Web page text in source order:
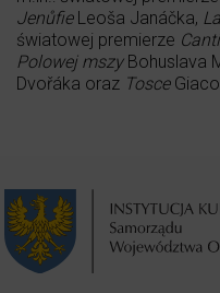
JenůfieLeoša Janáčka,
światowej premierze
Polowej mszyBohuslava
Dvořáka oraz Tosce